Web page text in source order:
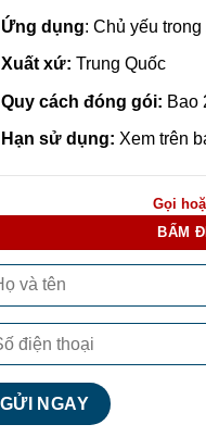
Ứng dụng: Chủ yếu
Xuất xứ: Trung Quốc
Quy cách đóng gói: Bao
Hạn sử dụng: Xem trên
Gọi
BẤM